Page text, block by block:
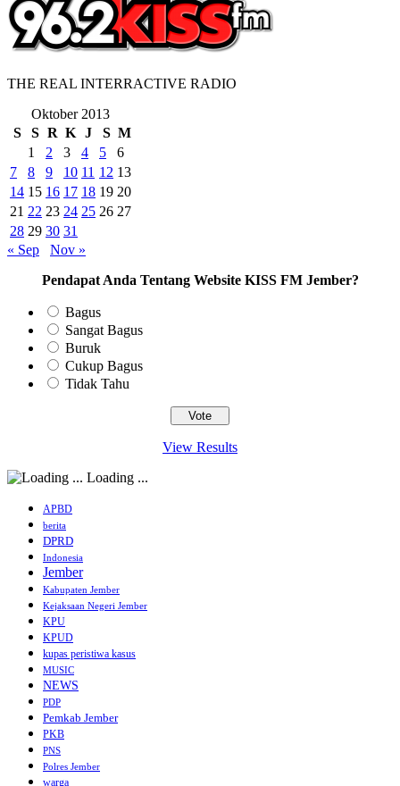
THE REAL INTERRACTIVE RADIO
Oktober 2013
S
S R K J S M
1
2 3 4 5
6
7
8 9 10 11 12 13
14 15 16 17 18 19 20
21 22 23 24 25 26 27
28 29 30 31
« Sep
Nov »
Pendapat Anda Tentang Website KISS FM Jember?
Bagus
Sangat Bagus
Buruk
Cukup Bagus
Tidak Tahu
View Results
Loading ...
APBD
berita
DPRD
Indonesia
Jember
Kabupaten Jember
Kejaksaan Negeri Jember
KPU
KPUD
kupas peristiwa kasus
MUSIC
NEWS
PDP
Pemkab Jember
PKB
PNS
Polres Jember
warga